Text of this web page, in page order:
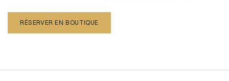
RÉSERVER EN BOUTIQUE